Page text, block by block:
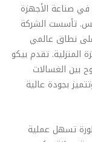
في صناعة الأجهزة
تأسست الشركة
على نطاق عالمي
تقدم بيكو
بين الغسالات
بجودة عالية
تسهل عملية